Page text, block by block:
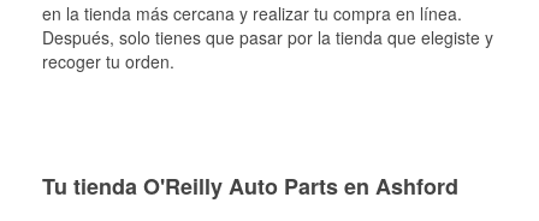
en la tienda más cercana y realizar tu compra en línea.
Después, solo tienes que pasar por la tienda que elegiste y
recoger tu orden.
Tu tienda O'Reilly Auto Parts en Ashford